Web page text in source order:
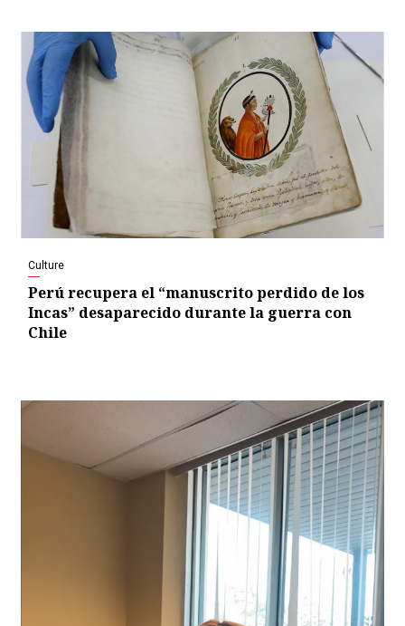
Culture
Perú recupera el “manuscrito perdido de los
Incas” desaparecido durante la guerra con
Chile
Video